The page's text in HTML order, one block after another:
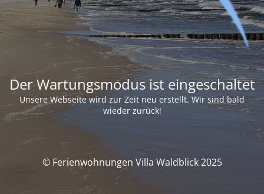
Der Wartungsmodus ist eingeschaltet
Unsere Webseite wird zur Zeit neu erstellt. Wir sind bald
wieder zurück!
© Ferienwohnungen Villa Waldblick 2025